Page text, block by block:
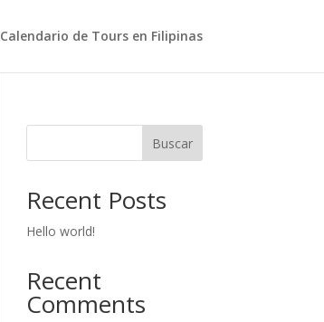
Calendario de Tours en Filipinas
Buscar
Recent Posts
Hello world!
Recent
Comments